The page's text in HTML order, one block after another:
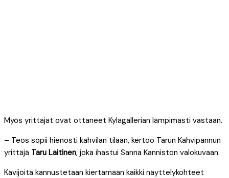
Myös yrittäjät ovat ottaneet Kylägallerian lämpimästi vastaan.
– Teos sopii hienosti kahvilan tilaan, kertoo Tarun Kahvipannun
yrittäjä Taru Laitinen, joka ihastui Sanna Kanniston valokuvaan.
Kävijöitä kannustetaan kiertämään kaikki näyttelykohteet